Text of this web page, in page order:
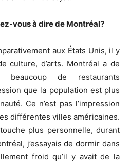
vous à dire de Montréal?
aux États Unis, il y
culture, d’arts. Montréal a de
beaucoup de restaurants
que la population est plus
Ce n’est pas l’impression
différentes villes américaines.
plus personnelle, durant
j’essayais de dormir dans
froid qu’il y avait de la